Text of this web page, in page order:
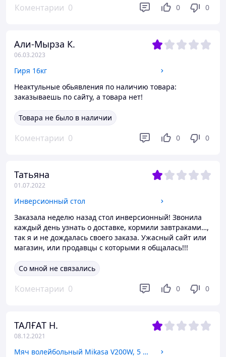
Коментарии 0 0 0
Али-Мырза К.
06.03.2023
Гиря 16кг
Неактульные обьявления по наличию товара:
заказываешь по сайту, а товара нет!
Товара не было в наличии
Коментарии 0 0 0
Татьяна
01.07.2022
Инверсионный стол
Заказала неделю назад стол инверсионный! Звонила
каждый день узнать о доставке, кормили завтраками…,
так я и не дождалась своего заказа. Ужасный сайт или
магазин, или продавцы с которыми я общалась!!!
Со мной не связались
Коментарии 0 0 0
ТАЛҒАТ Н.
08.12.2021
Мяч волейбольный Mikasa V200W, 5 размер